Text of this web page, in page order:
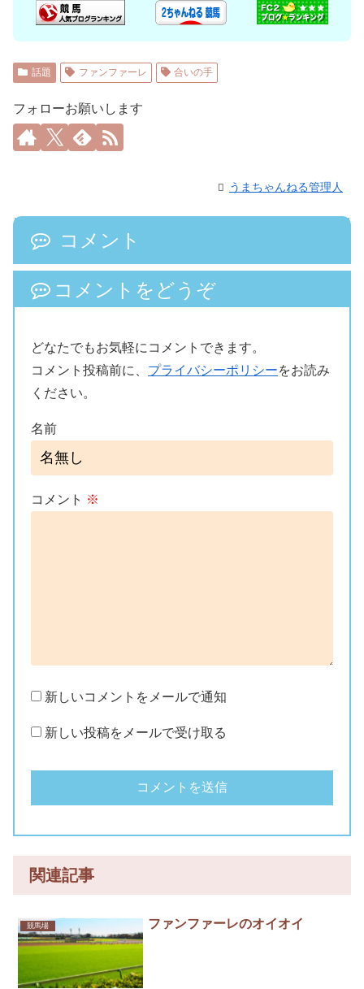
話題 ファンファーレ 合いの手
フォローお願いします
うまちゃんねる管理人
コメント
コメントをどうぞ
どなたでもお気軽にコメントできます。
コメント投稿前に、 プライバシーポリシーをお読み
ください。
名前
コメント ※
新しいコメントをメールで通知
新しい投稿をメールで受け取る
関連記事
競馬場 ファンファーレのオイオイ